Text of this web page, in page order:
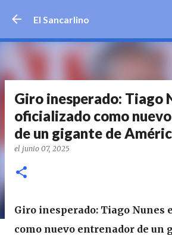
El Sancarlino
Giro inesperado: Tiago
oficializado como
de un gigante de
el junio 07, 2025
Giro inesperado: Tiago Nunes
como nuevo entrenador de un